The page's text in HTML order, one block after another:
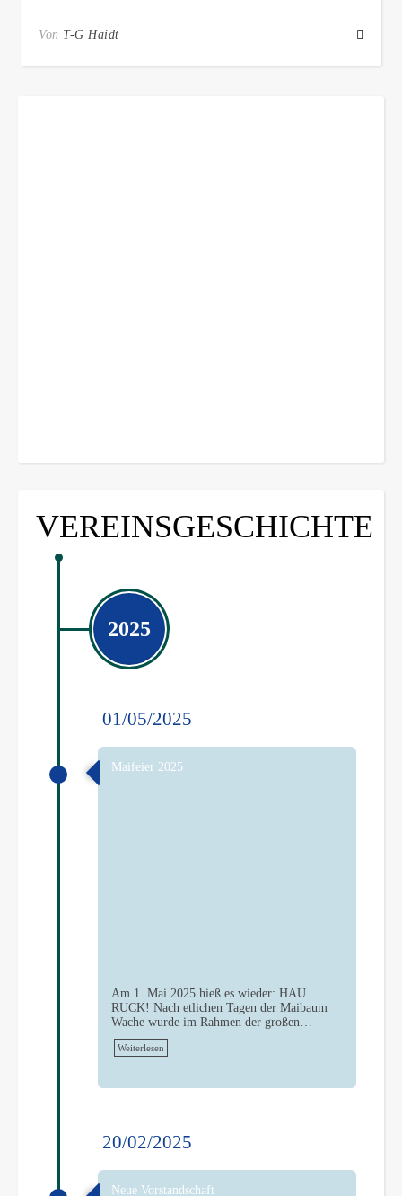
Von T-G Haidt
VEREINSGESCHICHTE
2025
01/05/2025
Maifeier 2025
Am 1. Mai 2025 hieß es wieder: HAU
RUCK! Nach etlichen Tagen der Maibaum
Wache wurde im Rahmen der großen…
Weiterlesen
20/02/2025
Neue Vorstandschaft